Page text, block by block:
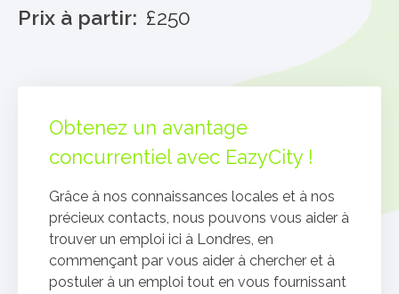
Prix à partir: £250
Obtenez un avantage
concurrentiel avec EazyCity !
Grâce à nos connaissances locales et à nos
précieux contacts, nous pouvons vous aider à
trouver un emploi ici à Londres, en
commençant par vous aider à chercher et à
postuler à un emploi tout en vous fournissant